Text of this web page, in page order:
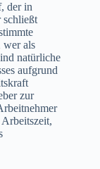
der in
schließt
wer als
natürliche
aufgrund
zur